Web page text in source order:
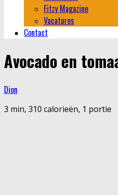
Fitzy Magazine
Vacatures
Contact
Avocado en
Dion
3 min, 310 calorieën, 1 portie